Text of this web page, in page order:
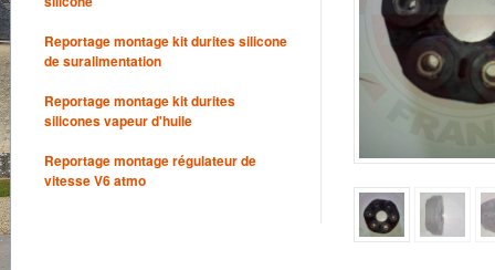
Reportage montage kit durites silicone
de suralimentation
Reportage montage kit durites
silicones vapeur d'huile
Reportage montage régulateur de
vitesse V6 atmo